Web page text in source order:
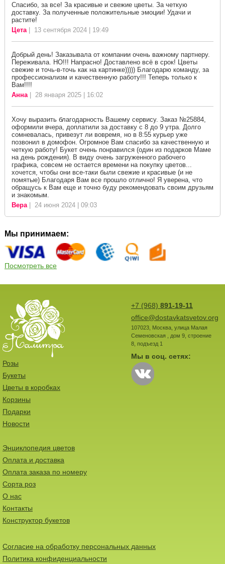
Спасибо, за все! За красивые и свежие цветы. За четкую
доставку. За полученные положительные эмоции! Удачи и
растите!
Цета| 13 сентября 2024 | 19:49
Добрый день! Заказывала от компании очень важному партнеру.
Переживала. НО!!! Напрасно! Доставлено всё в срок! Цветы
свежие и точь-в-точь как на картинке))))) Благодарю команду, за
профессионализм и качественную работу!!! Теперь только к
Вам!!!!
Анна| 28 января 2025 | 16:02
Хочу выразить благодарность Вашему сервису. Заказ №25884,
оформили вчера, доплатили за доставку с 8 до 9 утра. Долго
сомневалась, привезут ли вовремя, но в 8:55 курьер уже
позвонил в домофон. Огромное Вам спасибо за качественную и
четкую работу! Букет очень понравился (один из подарков Маме
на день рождения). В виду очень загруженного рабочего
графика, совсем не остается времени на покупку цветов...
хочется, чтобы они все-таки были свежие и красивые (и не
помятые) Благодаря Вам все прошло отлично! Я уверена, что
обращусь к Вам еще и точно буду рекомендовать своим друзьям
и знакомым.
Вера| 24 июня 2024 | 09:03
Мы принимаем:
Посмотреть все
+7 (968) 891-19-11
office@dostavkatsvetov.org
107023, Москва, улица Малая
Семеновская , дом 9, строение
8, подъезд 1
Мы в соц. сетях:
Розы
Букеты
Цветы в коробках
Корзины
Подарки
Новости
Энциклопедия цветов
Оплата и доставка
Оплата заказа по номеру
Сорта роз
О нас
Контакты
Конструктор букетов
Согласие на обработку персональных данных
Политика конфиденциальности